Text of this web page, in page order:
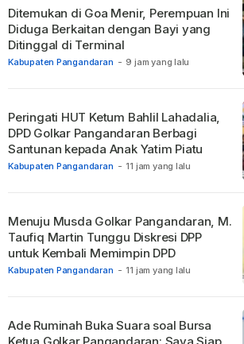
Kabupaten Pangandaran - 9 jam yang lalu
Ditemukan di Goa Menir, Perempuan Ini
Diduga Berkaitan dengan Bayi yang
Ditinggal di Terminal
Kabupaten Pangandaran - 11 jam yang lalu
Peringati HUT Ketum Bahlil Lahadalia,
DPD Golkar Pangandaran Berbagi
Santunan kepada Anak Yatim Piatu
Kabupaten Pangandaran - 11 jam yang lalu
Menuju Musda Golkar Pangandaran, M.
Taufiq Martin Tunggu Diskresi DPP
untuk Kembali Memimpin DPD
Ade Ruminah Buka Suara soal Bursa